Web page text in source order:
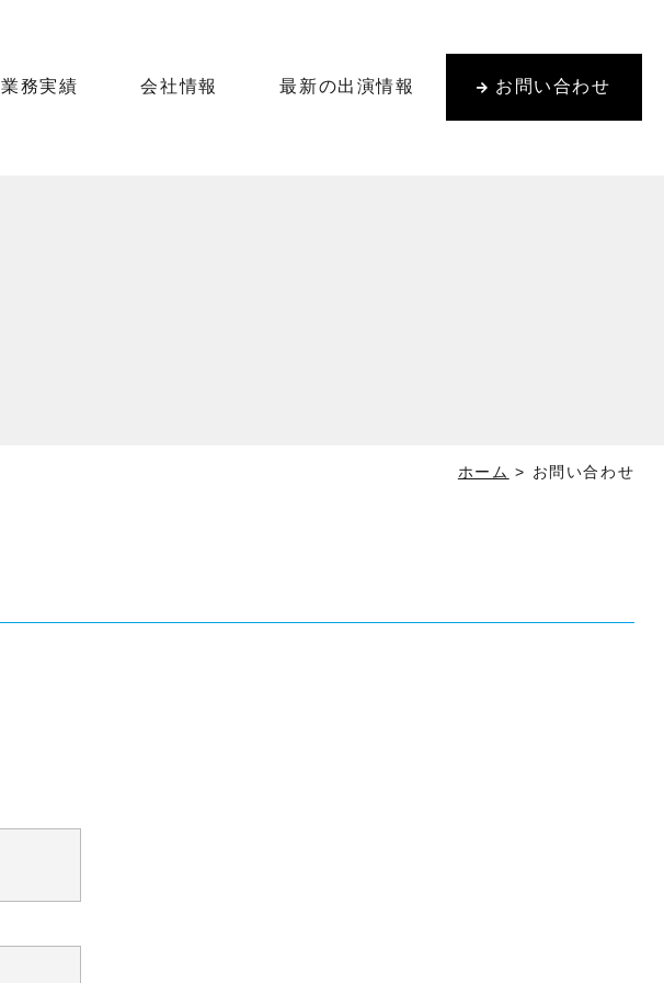
業務実績 会社情報 最新の出演情報 お問い合わせ
ホーム > お問い合わせ